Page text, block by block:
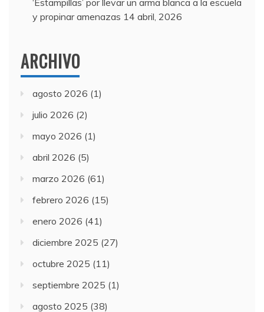
y propinar amenazas 14 abril, 2026
ARCHIVO
agosto 2026 (1)
julio 2026 (2)
mayo 2026 (1)
abril 2026 (5)
marzo 2026 (61)
febrero 2026 (15)
enero 2026 (41)
diciembre 2025 (27)
octubre 2025 (11)
septiembre 2025 (1)
agosto 2025 (38)